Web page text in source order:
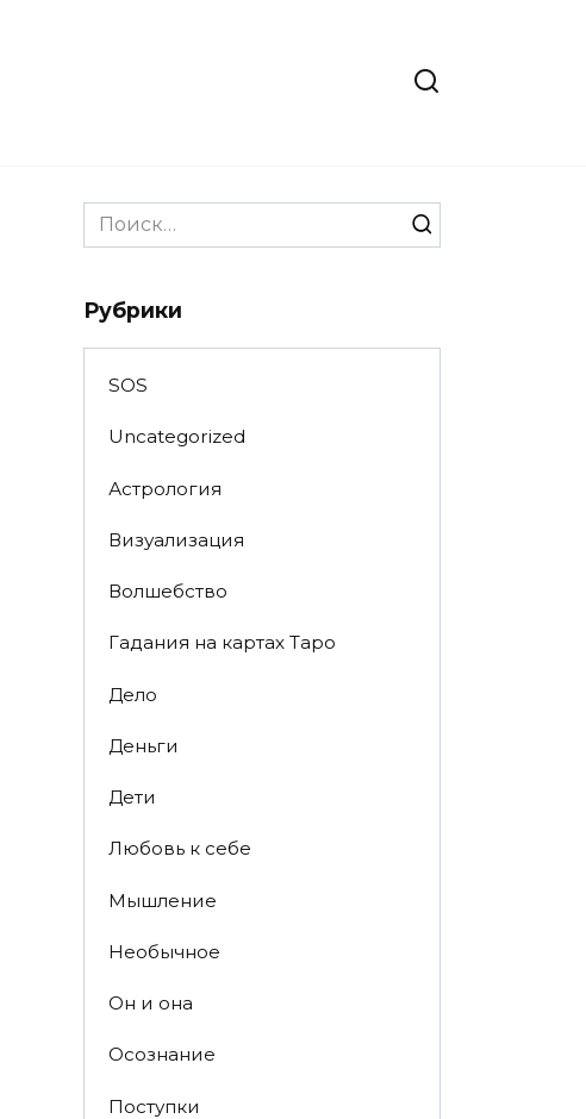
Search
for:
Рубрики
SOS
Uncategorized
Астрология
Визуализация
Волшебство
Гадания на картах Таро
Дело
Деньги
Дети
Любовь к себе
Мышление
Необычное
Он и она
Осознание
Поступки